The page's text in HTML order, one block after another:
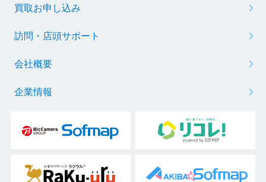
買取お申し込み
訪問・店頭サポート
会社概要
企業情報